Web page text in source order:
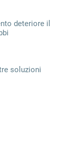
deteriore il
soluzioni